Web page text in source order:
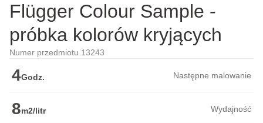
Flügger Colour Sample -
próbka kolorów kryjących
Numer przedmiotu 13243
4Godz. Następne malowanie
8m2/litr Wydajność